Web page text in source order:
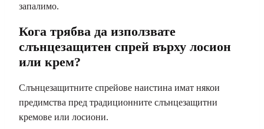
запалимо.
Кога трябва да използвате
слънцезащитен спрей върху лосион
или крем?
Слънцезащитните спрейове наистина имат някои
предимства пред традиционните слънцезащитни
кремове или лосиони.